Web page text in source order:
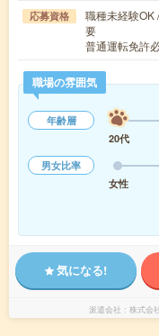
応募資格
職種未経験OK
要
普通運転免許
職場の雰囲気
年齢層
20代
男女比率
女性
気になる!
派遣会社 株式会